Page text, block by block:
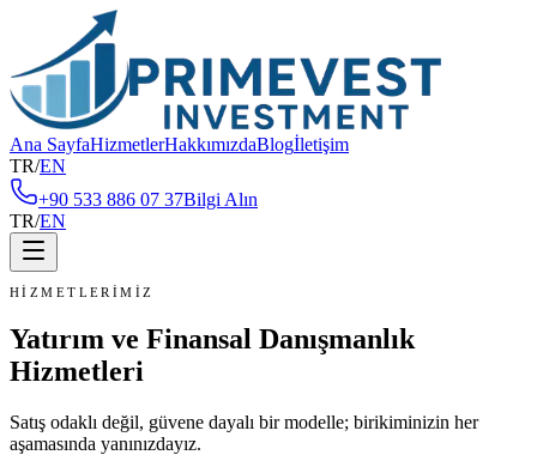
Ana SayfaHizmetlerHakkımızdaBlogİletişim
TR/EN
+90 533 886 07 37Bilgi Alın
TR/EN
HIZMETLERIMIZ
Yatırım ve Finansal Danışmanlık
Hizmetleri
Satış odaklı değil, güvene dayalı bir modelle; birikiminizin her
aşamasında yanınızdayız.